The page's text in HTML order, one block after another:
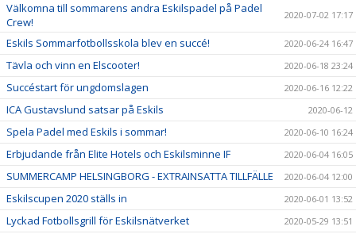
Välkomna till sommarens andra Eskilspadel på Padel
Crew!
2020-07-02 17:17
Eskils Sommarfotbollsskola blev en succé! 2020-06-24 16:47
Tävla och vinn en Elscooter! 2020-06-18 23:24
Succéstart för ungdomslagen 2020-06-16 12:22
ICA Gustavslund satsar på Eskils 2020-06-12
Spela Padel med Eskils i sommar! 2020-06-10 16:24
Erbjudande från Elite Hotels och Eskilsminne IF 2020-06-04 16:05
SUMMERCAMP HELSINGBORG - EXTRAINSATTA TILLFÄLLE 2020-06-04 12:00
Eskilscupen 2020 ställs in 2020-06-01 13:52
Lyckad Fotbollsgrill för Eskilsnätverket 2020-05-29 13:51